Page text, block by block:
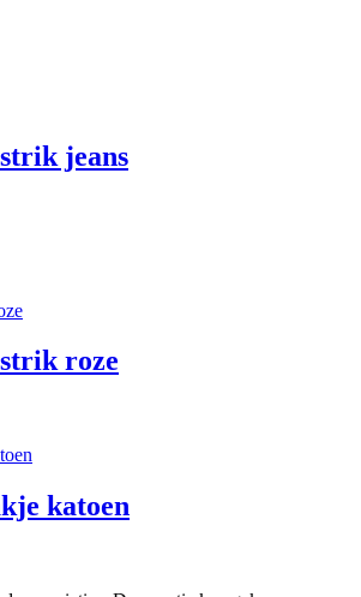
jeans
roze
katoen